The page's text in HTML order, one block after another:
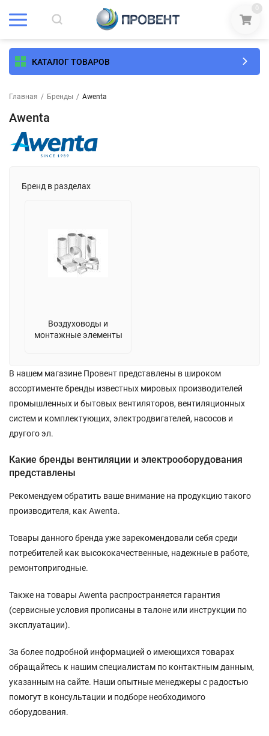
0
КАТАЛОГ ТОВАРОВ
Главная / Бренды / Awenta
Awenta
Бренд в разделах
Воздуховоды и
монтажные элементы
В нашем магазине Провент представлены в широком
ассортименте бренды известных мировых производителей
промышленных и бытовых вентиляторов, вентиляционных
систем и комплектующих, электродвигателей, насосов и
другого эл.
Какие бренды вентиляции и электрооборудования
представлены
Рекомендуем обратить ваше внимание на продукцию такого
производителя, как Awenta.
Товары данного бренда уже зарекомендовали себя среди
потребителей как высококачественные, надежные в работе,
ремонтопригодные.
Также на товары Awenta распространяется гарантия
(сервисные условия прописаны в талоне или инструкции по
эксплуатации).
За более подробной информацией о имеющихся товарах
обращайтесь к нашим специалистам по контактным данным,
указанным на сайте. Наши опытные менеджеры с радостью
помогут в консультации и подборе необходимого
оборудования.